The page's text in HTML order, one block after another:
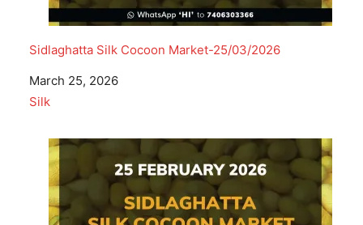
Sidlaghatta Silk Cocoon Market-25/03/2026
Date
March 25, 2026
In relation to
Silk